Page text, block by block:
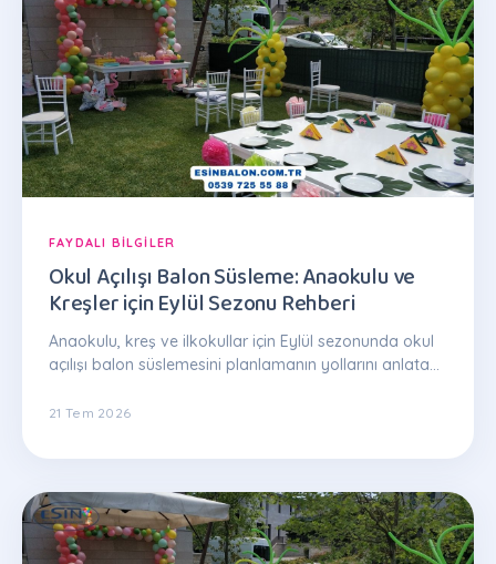
FAYDALI BILGILER
Okul Açılışı Balon Süsleme: Anaokulu ve
Kreşler için Eylül Sezonu Rehberi
Anaokulu, kreş ve ilkokullar için Eylül sezonunda okul
açılışı balon süslemesini planlamanın yollarını anlatan
21 Tem 2026